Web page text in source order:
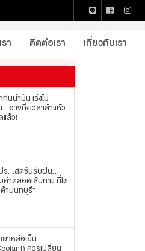
า ติดต่อเรา เกี่ยวกับเรา
กินน้ำมัน เร่งไม่
อาจถึงเวลาล้างหัว
แล้ว!
ร...สดชื่นรับฝน...
ค่าตลอดเส้นทาง ที่โต
ต้านนทบุรี"
ยาหล่อเย็น